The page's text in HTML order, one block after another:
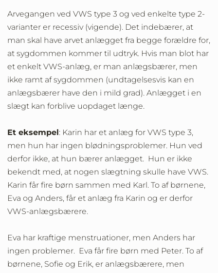
Arvegangen ved VWS type 3 og ved enkelte type 2-
varianter er recessiv (vigende). Det indebærer, at
man skal have arvet anlægget fra begge forældre for,
at sygdommen kommer til udtryk. Hvis man blot har
et enkelt VWS-anlæg, er man anlægsbærer, men
ikke ramt af sygdommen (undtagelsesvis kan en
anlægsbærer have den i mild grad). Anlægget i en
slægt kan forblive uopdaget længe.
Et eksempel: Karin har et anlæg for VWS type 3,
men hun har ingen blødningsproblemer. Hun ved
derfor ikke, at hun bærer anlægget. Hun er ikke
bekendt med, at nogen slægtning skulle have VWS.
Karin får fire børn sammen med Karl. To af børnene,
Eva og Anders, får et anlæg fra Karin og er derfor
VWS-anlægsbærere.
Eva har kraftige menstruationer, men Anders har
ingen problemer. Eva får fire børn med Peter. To af
børnene, Sofie og Erik, er anlægsbærere, men